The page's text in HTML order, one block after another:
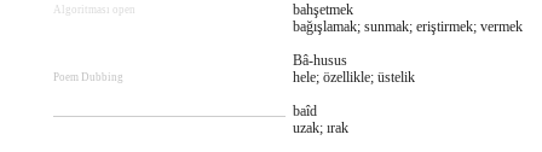
Algoritması open
Poem Dubbing
bahşetmek
bağışlamak; sunmak; eriştirmek; vermek
Bâ-husus
hele; özellikle; üstelik
baîd
uzak; ırak